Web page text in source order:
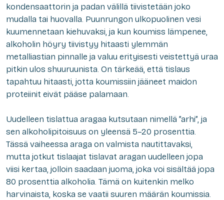
kondensaattorin ja padan välillä tiivistetään joko
mudalla tai huovalla. Puunrungon ulkopuolinen vesi
kuumennetaan kiehuvaksi, ja kun koumiss lämpenee,
alkoholin höyry tiivistyy hitaasti ylemmän
metalliastian pinnalle ja valuu erityisesti veistettyä uraa
pitkin ulos shuuruunista. On tärkeää, että tislaus
tapahtuu hitaasti, jotta koumissiin jääneet maidon
proteiinit eivät pääse palamaan.
Uudelleen tislattua aragaa kutsutaan nimellä ”arhi”, ja
sen alkoholipitoisuus on yleensä 5–20 prosenttia.
Tässä vaiheessa araga on valmista nautittavaksi,
mutta jotkut tislaajat tislavat aragan uudelleen jopa
viisi kertaa, jolloin saadaan juoma, joka voi sisältää jopa
80 prosenttia alkoholia. Tämä on kuitenkin melko
harvinaista, koska se vaatii suuren määrän koumissia.